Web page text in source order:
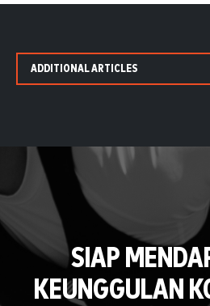
ADDITIONAL ARTICLES
SIAP
KEUNGGULAN